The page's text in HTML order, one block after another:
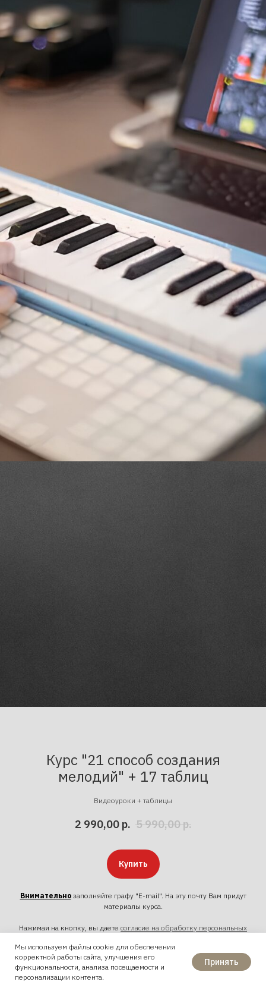
Курс "21 способ создания
мелодий" + 17 таблиц
Видеоуроки + таблицы
2 990,00 р. 5 990,00р.
Купить
Внимательно заполняйте графу "E-mail". На эту почту Вам придут
материалы курса.
Нажимая на кнопку, вы даете согласие на обработку персональных
Купить в рассрочку
Мы используем файлы cookie для обеспечения
корректной работы сайта, улучшения его
функциональности, анализа посещаемости и
персонализации контента.
Принять